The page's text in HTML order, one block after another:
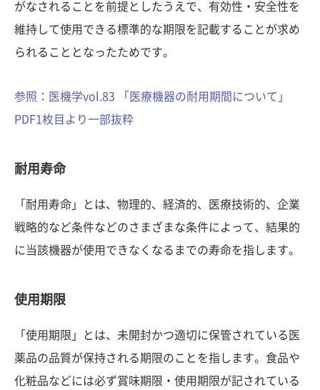
がなされることを前提としたうえで、有効性・安全性を
維持して使用できる標準的な期限を記載することが求め
られることとなったためです。
参照：医機学vol.83 「医療機器の耐用期間について」
PDF1枚目より一部抜粋
耐用寿命
「耐用寿命」とは、物理的、経済的、医療技術的、企業
戦略的など条件などのさまざまな条件によって、結果的
に当該機器が使用できなくなるまでの寿命を指します。
使用期限
「使用期限」とは、未開封かつ適切に保管されている医
薬品の品質が保持される期限のことを指します。食品や
化粧品などには必ず賞味期限・使用期限が記されている